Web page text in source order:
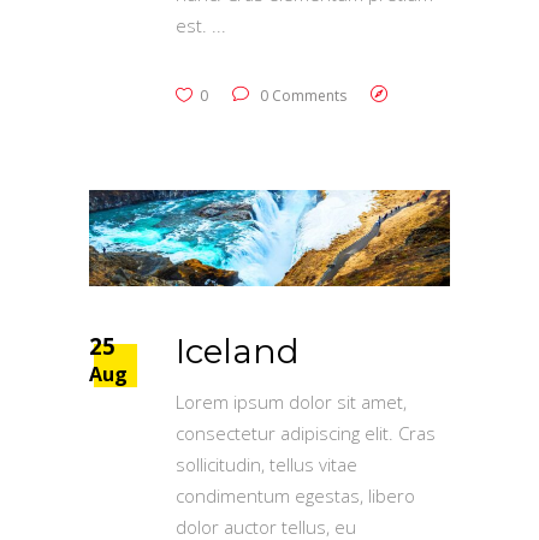
est.
0 0 Comments
25
Aug
Iceland
Lorem ipsum dolor sit amet,
consectetur adipiscing elit. Cras
sollicitudin, tellus vitae
condimentum egestas, libero
dolor auctor tellus, eu